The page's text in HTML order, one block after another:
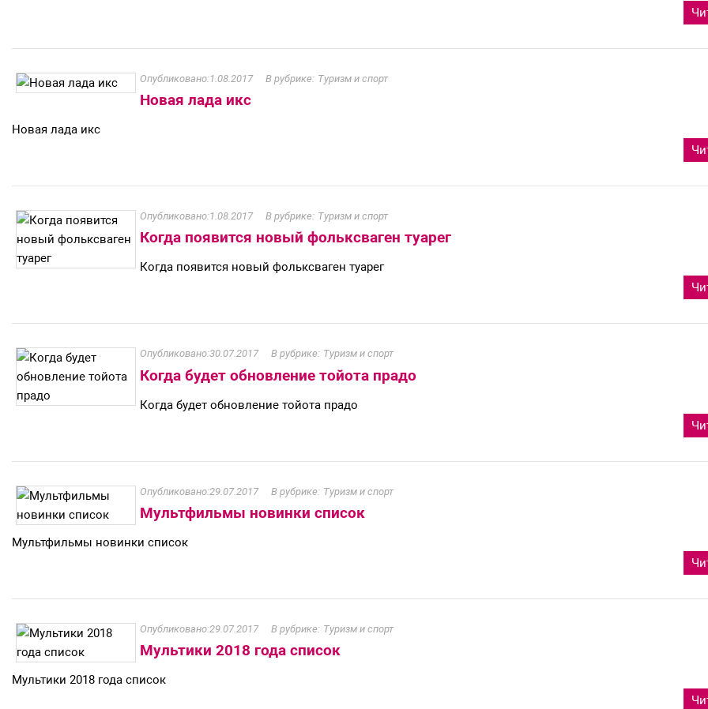
1.08.2017 Туризм и спорт
Новая лада икс
Новая лада икс
1.08.2017 Туризм и спорт
Когда появится новый фольксваген туарег
Когда появится новый фольксваген туарег
30.07.2017 Туризм и спорт
Когда будет обновление тойота прадо
Когда будет обновление тойота прадо
29.07.2017 Туризм и спорт
Мультфильмы новинки список
Мультфильмы новинки список
29.07.2017 Туризм и спорт
Мультики 2018 года список
Мультики 2018 года список